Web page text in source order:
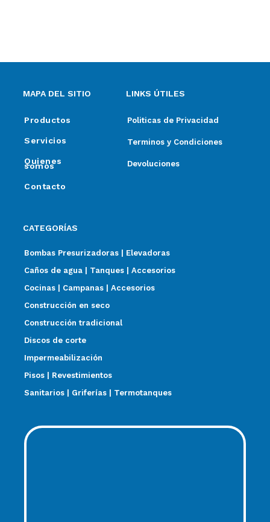
MAPA DEL SITIO
Productos
Servicios
Quienes
somos
Contacto
LINKS ÚTILES
Politicas de Privacidad
Terminos y Condiciones
Devoluciones
CATEGORÍAS
Bombas Presurizadoras | Elevadoras
Caños de agua | Tanques | Accesorios
Cocinas | Campanas | Accesorios
Construcción en seco
Construcción tradicional
Discos de corte
Impermeabilización
Pisos | Revestimientos
Sanitarios | Griferías | Termotanques